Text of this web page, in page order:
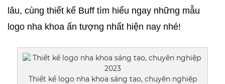
lâu, cùng thiết kế Buff tìm hiểu ngay những mẫu
logo nha khoa ấn tượng nhất hiện nay nhé!
Thiết kế logo nha khoa sáng tạo, chuyên nghiệp